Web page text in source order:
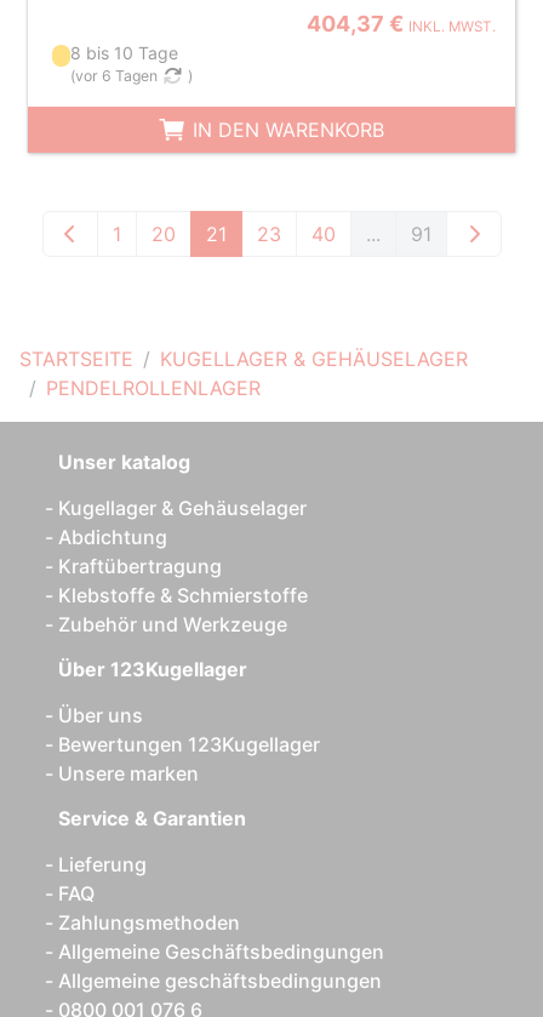
STARTSEITE
KUGELLAGER & GEHÄUSELAGER
PENDELROLLENLAGER
404,37 € INKL. MWST.
8 bis 10 Tage
(vor 6 Tagen )
IN DEN WARENKORB
1 20 21 23 40 ... 91
Unser katalog
Kugellager & Gehäuselager
Abdichtung
Kraftübertragung
Klebstoffe & Schmierstoffe
Zubehör und Werkzeuge
Über 123Kugellager
Über uns
Bewertungen 123Kugellager
Unsere marken
Service & Garantien
Lieferung
FAQ
Zahlungsmethoden
Allgemeine Geschäftsbedingungen
Allgemeine geschäftsbedingungen
0800 001 076 6